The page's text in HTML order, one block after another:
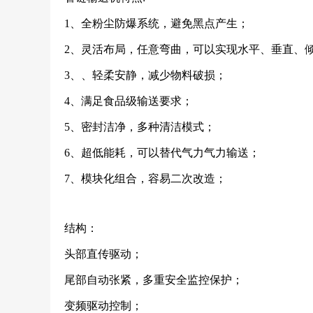
1、全粉尘防爆系统，避免黑点产生；
2、灵活布局，任意弯曲，可以实现水平、垂直、
3、、轻柔安静，减少物料破损；
4、满足食品级输送要求；
5、密封洁净，多种清洁模式；
6、超低能耗，可以替代气力气力输送；
7、模块化组合，容易二次改造；
结构：
头部直传驱动；
尾部自动张紧，多重安全监控保护；
变频驱动控制；